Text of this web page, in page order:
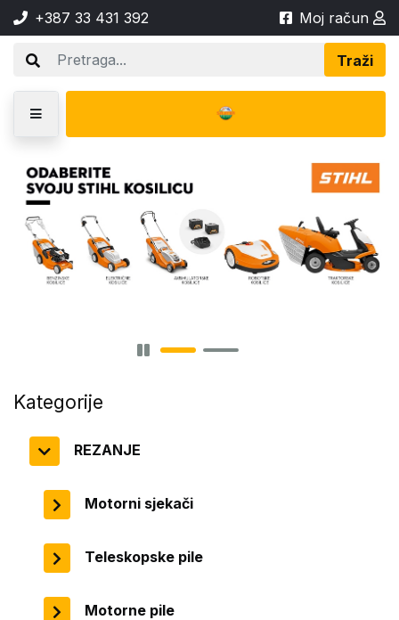
+387 33 431 392 Moj račun
Traži
Kategorije
REZANJE
Motorni sjekači
Teleskopske pile
Motorne pile